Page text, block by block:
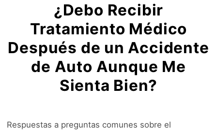
¿Debo Recibir
Tratamiento Médico
Después de un Accidente
de Auto Aunque Me
Sienta Bien?
Respuestas a preguntas comunes sobre el